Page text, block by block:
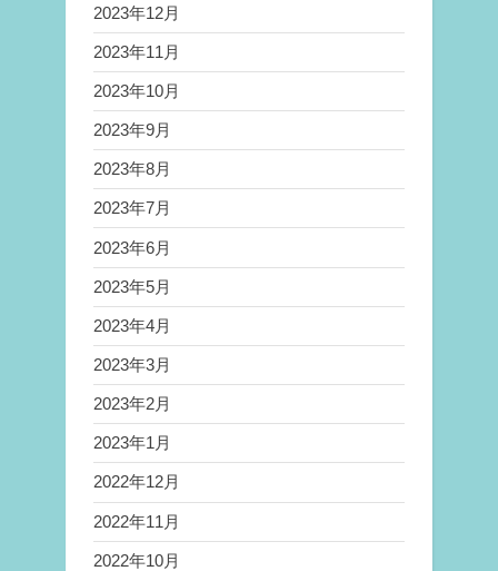
2023年12月
2023年11月
2023年10月
2023年9月
2023年8月
2023年7月
2023年6月
2023年5月
2023年4月
2023年3月
2023年2月
2023年1月
2022年12月
2022年11月
2022年10月